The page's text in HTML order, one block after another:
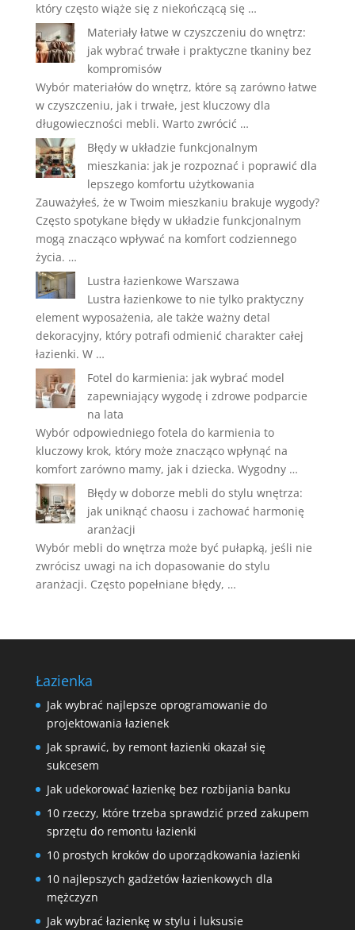
który często wiąże się z niekończącą się …
Materiały łatwe w czyszczeniu do wnętrz:
jak wybrać trwałe i praktyczne tkaniny bez
kompromisów
Wybór materiałów do wnętrz, które są zarówno łatwe
w czyszczeniu, jak i trwałe, jest kluczowy dla
długowieczności mebli. Warto zwrócić …
Błędy w układzie funkcjonalnym
mieszkania: jak je rozpoznać i poprawić dla
lepszego komfortu użytkowania
Zauważyłeś, że w Twoim mieszkaniu brakuje wygody?
Często spotykane błędy w układzie funkcjonalnym
mogą znacząco wpływać na komfort codziennego
życia. …
Lustra łazienkowe Warszawa
Lustra łazienkowe to nie tylko praktyczny
element wyposażenia, ale także ważny detal
dekoracyjny, który potrafi odmienić charakter całej
łazienki. W …
Fotel do karmienia: jak wybrać model
zapewniający wygodę i zdrowe podparcie
na lata
Wybór odpowiedniego fotela do karmienia to
kluczowy krok, który może znacząco wpłynąć na
komfort zarówno mamy, jak i dziecka. Wygodny …
Błędy w doborze mebli do stylu wnętrza:
jak uniknąć chaosu i zachować harmonię
aranżacji
Wybór mebli do wnętrza może być pułapką, jeśli nie
zwrócisz uwagi na ich dopasowanie do stylu
aranżacji. Często popełniane błędy, …
Łazienka
Jak wybrać najlepsze oprogramowanie do
projektowania łazienek
Jak sprawić, by remont łazienki okazał się
sukcesem
Jak udekorować łazienkę bez rozbijania banku
10 rzeczy, które trzeba sprawdzić przed zakupem
sprzętu do remontu łazienki
10 prostych kroków do uporządkowania łazienki
10 najlepszych gadżetów łazienkowych dla
mężczyzn
Jak wybrać łazienkę w stylu i luksusie